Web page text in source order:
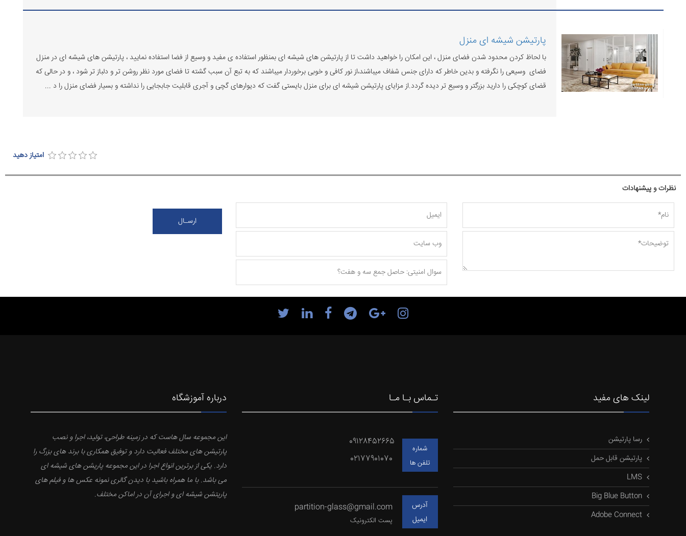
پارتیشن شیشه ای منزل
با لحاظ کردن محدود شدن فضای منزل ، این امکان را خواهید داشت تا از پارتیشن های شیشه ای بمنظور استفاده ی مفید و وسیع از فضا استفاده نمایید ، پارتیشن های شیشه ای در منزل
فضای وسیعی را نگرفته و بدین خاطر که دارای جنس شفاف میباشند،از نور کافی و خوبی برخوردار میباشند که به تبع آن سبب گشته تا فضای مورد نظر روشن تر و دلباز تر شود ، و در حالی که
قضای کوچکی را دارید بزرگتر و وسیع تر دیده گردد.از مزایای پارتیشن شیشه ای برای منزل بایستی گفت که دیوارهای گچی و آجری قابلیت جابجایی را نداشته و بسیار فضای منزل را د ...
امتیاز دهید
نظرات و پیشنهادات
درباره آموزشگاه
این مجموعه سال هاست که در زمینه طراحی، تولید، اجرا و نصب
پارتیشن های مختلف فعالیت دارد و توفیق همکاری با برند های بزرگ را
دارد. یکی از برترین انواع اجرا در این مجموعه پاریشن های شیشه ای
می باشد. با ما همراه باشید با دیدن گالری نمونه عکس ها و فیلم های
پاریتشن شیشه ای و اجرای آن در اماکن مختلف.
تـماس بـا مـا
شماره
تلفن ها
09128452665
آدرس
ایمیل
partition-glass@gmail.com
پست الکترونیک
لینک های مفید
رسا پارتیشن
پارتیشن قابل حمل
LMS
Big Blue Button
Adobe Connect